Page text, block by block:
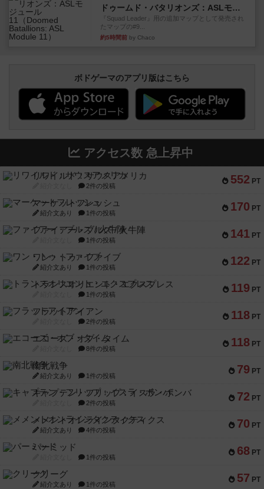
ドゥームド・バタリオンズ：ASLモジュール11
『Squad Leader』用の追加マップとして発売され
たマップの#9...
約5時間前 by Chaco
ボドゲーマのアプリ版はこちら
アクセス数 急上昇中
552 PT
リワイルド：サウスアメリカ
2件の投稿
170 PT
マーケットフレッシュ
紹介文あり 1件の投稿
141 PT
ファイアー・ブルズ / 火牛陣
1件の投稿
122 PT
ワン・トゥ・ファイブ
紹介文あり 1件の投稿
119 PT
トランスオリエント・エクスプレス
1件の投稿
118 PT
フラットアイアン
2件の投稿
118 PT
エコーズ・オブ・タイム
8件の投稿
79 PT
南北戦争
紹介文あり 1件の投稿
72 PT
キャプテン・フリップ：イスラ・ボンバ
2件の投稿
70 PT
メメントオンラインタクティクス
紹介文あり 4件の投稿
68 PT
パーミッド
1件の投稿
57 PT
クリーグ
紹介文あり 1件の投稿